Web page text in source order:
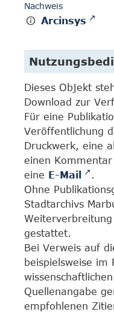
Nachweis
Arcinsys
Dieses Objekt
Download zur
Für eine
Veröffentlichung
Druckwerk, eine
einen
eine E-Mail
.
Ohne
Stadtarchivs
gestattet.
Bei Verweis auf
beispielsweise im
Quellenangabe
empfohlenen